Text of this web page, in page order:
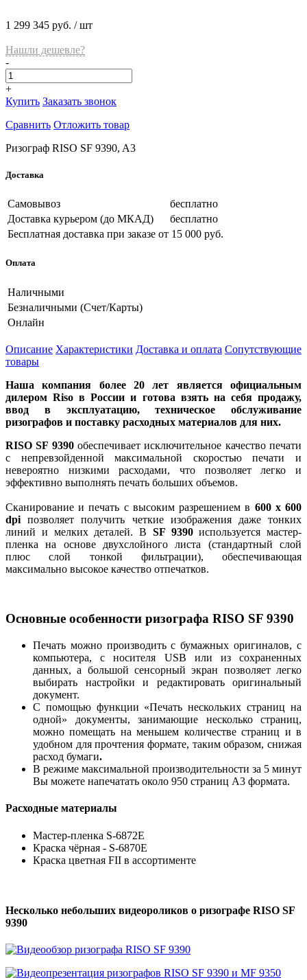
1 299 345 руб. / шт
Нашли дешевле?
-
+
Купить Заказать звонок
Сравнить Отложить товар
Ризограф RISO SF 9390, A3
Доставка
Самовывоз
бесплатно
Доставка курьером (до МКАД)
бесплатно
Бесплатная доставка при заказе от 15 000 руб.
Оплата
Наличными
Безналичными (Счет/Карты)
Онлайн
Описание Характеристики Доставка и оплата Сопутствующие
товары
Наша компания более 20 лет является официальным
дилером Riso в России и готова взять на себя продажу,
ввод в эксплуатацию, техническое обслуживание
ризографов и поставку расходных материалов для них.
RISO SF 9390 обеспечивает исключительное качество печати
с непревзойденной максимальной скоростью печати и
невероятно низкими расходами, что позволяет легко и
эффективно выполнять печать больших объемов.
Сканирование и печать с высоким разрешением в 600 х 600
dpiпозволяет получить четкие изображения даже тонких
линий и мелких деталей. В SF 9390используется мастер-
пленка на основе двухслойного листа (стандартный слой
плюс слой тонкой фильтрации), обеспечивающая
максимально высокое качество отпечатков.
Основные особенности ризографа RISO SF 9390
Печать можно производить с бумажных оригиналов, с
компьютера, с носителя USB или из сохраненных
данных, а большой сенсорный экран позволяет легко
выбирать настройки и редактировать оригинальный
документ.
С помощью функции «Печать нескольких страниц на
одной» документы, занимающие несколько страниц,
можно помещать на меньшем количестве страниц и в
удобном для прочтения формате, таким образом, снижая
расход бумаги.
В режиме максимальной производительности за 5 минут
Вы можете напечатать около 950 страниц А3 формата.
Расходные материалы
Мастер-пленка S-6872E
Краска чёрная - S-6870E
Краска цветная FII в ассортименте
Несколько небольших видеороликов о ризографе RISO SF
9390